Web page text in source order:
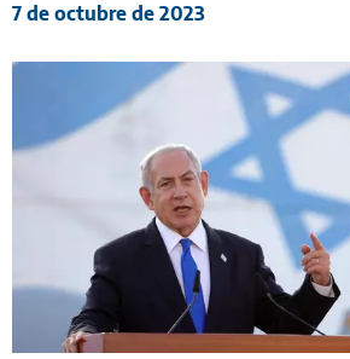
7 de octubre de 2023